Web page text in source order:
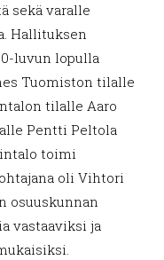
sekä varalle
Hallituksen
luvun lopulla
Tuomiston tilalle
tilalle Aaro
Pentti Peltola
toimi
oli Vihtori
osuuskunnan
vastaaviksi ja